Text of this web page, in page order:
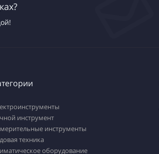
инструмент
инструменты
техника
оборудование